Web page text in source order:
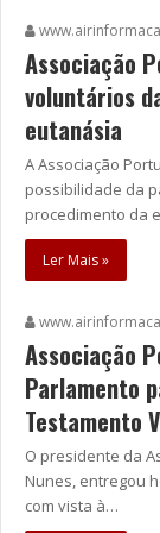
Associação
voluntários
eutanásia
A Associação
possibilidade da
procedimento da
Ler Mais »
Associação
Parlamento
Testamento
O presidente da
Nunes, entregou
com vista à…